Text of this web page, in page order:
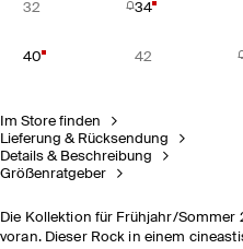
32 34
40 42
Im Store finden
Lieferung & Rücksendung
Details & Beschreibung
Größenratgeber
Die Kollektion für Frühjahr/
voran. Dieser Rock in einem